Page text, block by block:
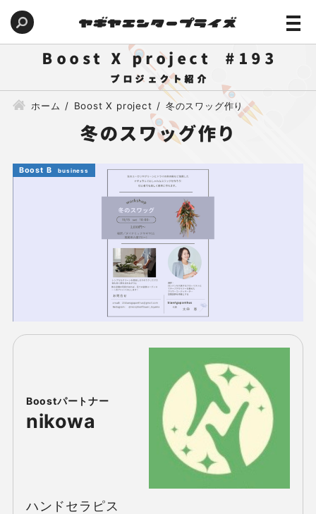
Boost X project 193
ホーム Boost X project 冬のスワッグ作り
冬のスワッグ作り
Boost B
nikowa
ハンドセラピス